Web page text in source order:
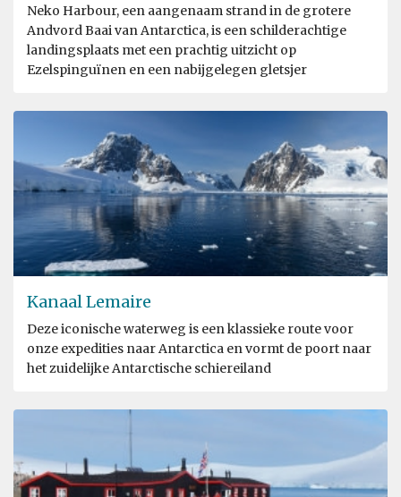
Neko Harbour, een aangenaam strand in de grotere
Andvord Baai van Antarctica, is een schilderachtige
landingsplaats met een prachtig uitzicht op
Ezelspinguïnen en een nabijgelegen gletsjer
Kanaal Lemaire
Deze iconische waterweg is een klassieke route voor
onze expedities naar Antarctica en vormt de poort naar
het zuidelijke Antarctische schiereiland